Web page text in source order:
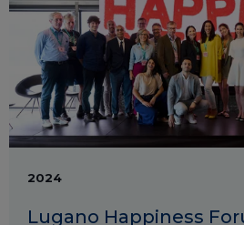
2024
Lugano Happiness